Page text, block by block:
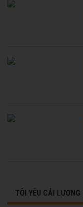
TÔI YÊU CẢI LƯƠNG